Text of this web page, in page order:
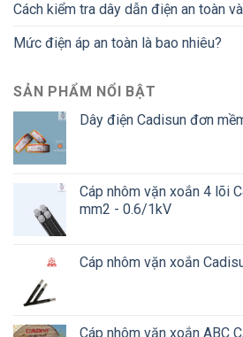
Cách kiểm tra dây dẫn điện an toàn
Mức điện áp an toàn là bao nhiêu?
SẢN PHẨM NỔI BẬT
Dây điện Cadisun đơn
Cáp nhôm vặn xoắn 4 lõi
mm2 - 0.6/1kV
Cáp nhôm vặn xoắn
Cáp nhôm vặn xoắn ABC